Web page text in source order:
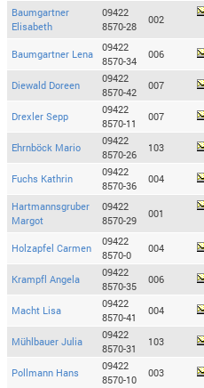
Baumgartner
Elisabeth
09422
8570-28
002
Baumgartner Lena
09422
8570-34
006
Diewald Doreen
09422
8570-42
007
Drexler Sepp
09422
8570-11
007
Ehrnböck Mario
09422
8570-26
103
Fuchs Kathrin
09422
8570-36
004
Hartmannsgruber
Margot
09422
8570-29
001
Holzapfel Carmen
09422
8570-0
004
Krampfl Angela
09422
8570-35
006
Macht Lisa
09422
8570-41
004
Mühlbauer Julia
09422
8570-31
103
Pollmann Hans
09422
8570-10
003